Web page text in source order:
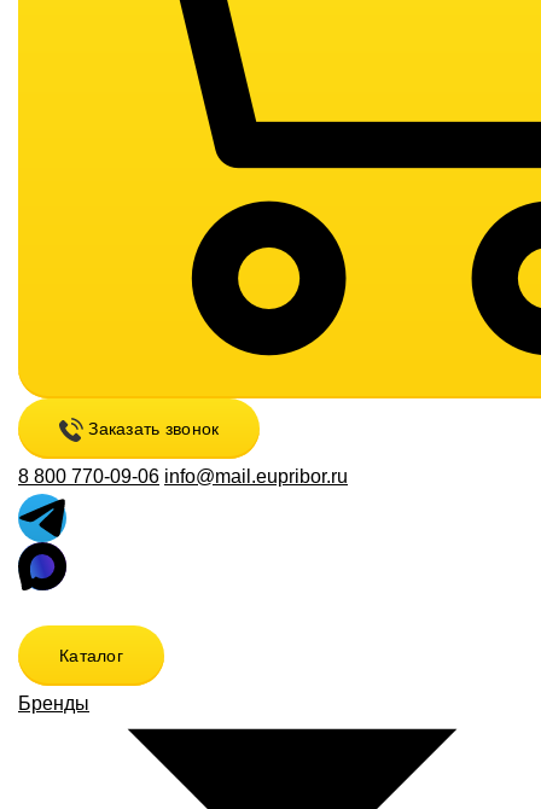
Заказать звонок
8 800 770-09-06 info@mail.eupribor.ru
Каталог
Бренды